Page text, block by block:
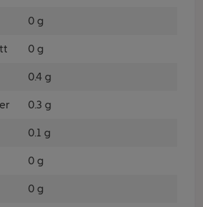
0 g
0 g
0.4 g
0.3 g
0.1 g
0 g
0 g